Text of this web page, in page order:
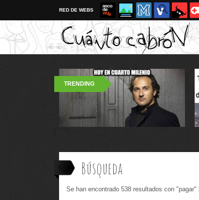
RED DE WEBS
TRENDING
Búsqueda
Se han encontrado 538 resultados con "pagar" |